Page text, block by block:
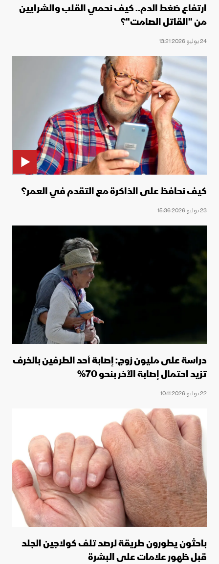
ارتفاع ضغط الدم.. كيف نحمي القلب والشرايين
من "القاتل الصامت"؟
24 يوليو 2026 13:21
كيف نحافظ على الذاكرة مع التقدم في العمر؟
23 يوليو 2026 15:36
دراسة على مليون زوج: إصابة أحد الطرفين بالخرف
تزيد احتمال إصابة الآخر بنحو 70%
22 يوليو 2026 10:11
باحثون يطورون طريقة لرصد تلف كولاجين الجلد
قبل ظهور علامات على البشرة